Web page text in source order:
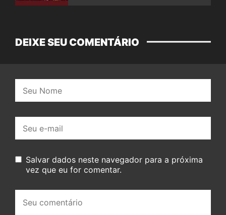
DEIXE SEU COMENTÁRIO
mail:
Salvar dados neste navegador para a próxima
vez que eu for comentar.
comentário: